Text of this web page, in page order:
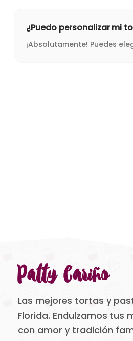
¿Puedo personalizar mi
¡Absolutamente! Puedes
Patty Cariño
Las mejores tortas y
Florida. Endulzamos tus
con amor y tradición